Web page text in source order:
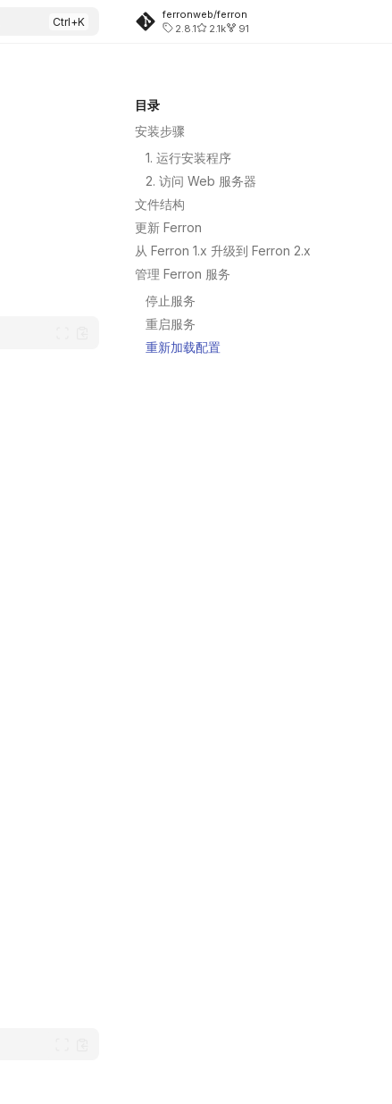
ferronweb/ferron
2.8.1
2.1k 91
目录
安装步骤
1. 运行安装程序
2. 访问 Web 服务器
文件结构
更新 Ferron
从 Ferron 1.x 升级到 Ferron 2.x
管理 Ferron 服务
停止服务
重启服务
重新加载配置